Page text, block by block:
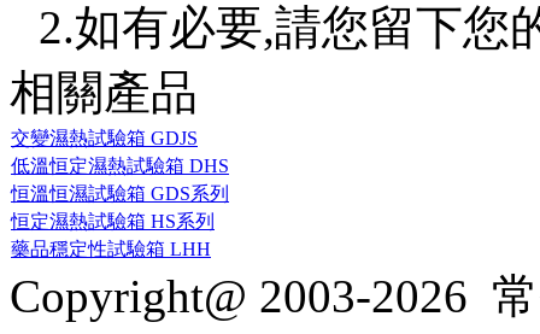
2.如有必要,請您留下您
相關產品
交變濕熱試驗箱 GDJS
低溫恒定濕熱試驗箱 DHS
恒溫恒濕試驗箱 GDS系列
恒定濕熱試驗箱 HS系列
藥品穩定性試驗箱 LHH
Copyright@ 2003-2026